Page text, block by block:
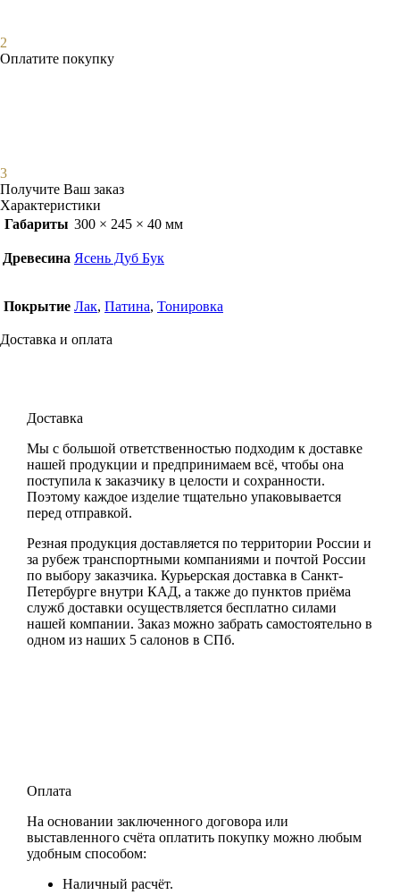
2
Оплатите покупку
3
Получите Ваш заказ
Характеристики
Габариты 300 × 245 × 40 мм
Древесина Ясень Дуб Бук
Покрытие Лак, Патина, Тонировка
Доставка и оплата
Доставка
Мы с большой ответственностью подходим к доставке
нашей продукции и предпринимаем всё, чтобы она
поступила к заказчику в целости и сохранности.
Поэтому каждое изделие тщательно упаковывается
перед отправкой.
Резная продукция доставляется по территории России и
за рубеж транспортными компаниями и почтой России
по выбору заказчика. Курьерская доставка в Санкт-
Петербурге внутри КАД, а также до пунктов приёма
служб доставки осуществляется бесплатно силами
нашей компании. Заказ можно забрать самостоятельно в
одном из наших 5 салонов в СПб.
Оплата
На основании заключенного договора или
выставленного счёта оплатить покупку можно любым
удобным способом:
Наличный расчёт.